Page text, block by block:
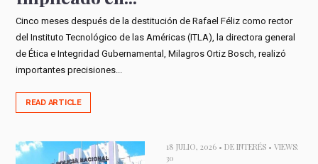
Cinco meses después de la destitución de Rafael Féliz como rector
del Instituto Tecnológico de las Américas (ITLA), la directora general
de Ética e Integridad Gubernamental, Milagros Ortiz Bosch, realizó
importantes precisiones...
READ ARTICLE
18 JULIO, 2026 • DE INTERÉS• VIEWS:
30